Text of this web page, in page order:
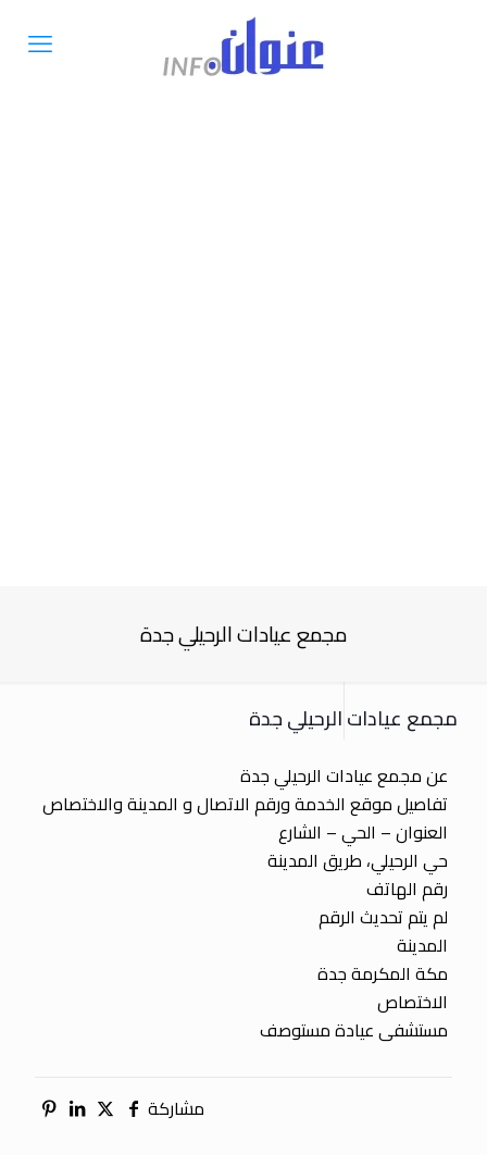
مجمع عيادات الرحيلي جدة
مجمع عيادات الرحيلي جدة
عن مجمع عيادات الرحيلي جدة
تفاصيل موقع الخدمة ورقم الاتصال و المدينة والاختصاص
العنوان – الحي – الشارع
حي الرحيلي، طريق المدينة
رقم الهاتف
لم يتم تحديث الرقم
المدينة
مكة المكرمة جدة
الاختصاص
مستشفى عيادة مستوصف
مشاركة